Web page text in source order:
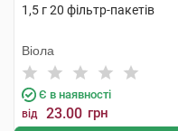
1,5 г 20 фільтр-пакетів
Віола
Є в наявності
від 23.00 грн